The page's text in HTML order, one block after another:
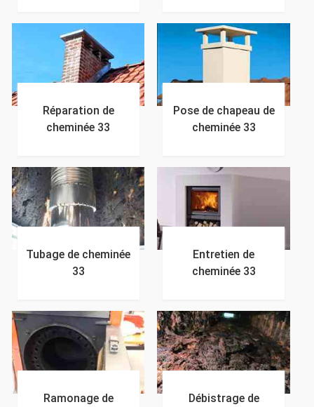
Réparation de
cheminée 33
Pose de chapeau de
cheminée 33
Tubage de cheminée
33
Entretien de
cheminée 33
Ramonage de
Débistrage de